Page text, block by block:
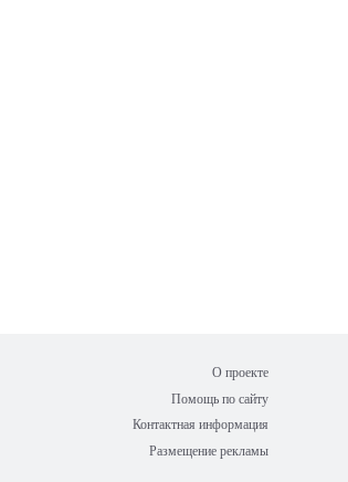
О проекте
Помощь по сайту
Контактная информация
Размещение рекламы